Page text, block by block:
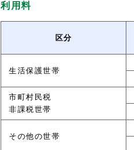
利用料
区分
生活保護世帯
市町村民税
非課税世帯
その他の世帯